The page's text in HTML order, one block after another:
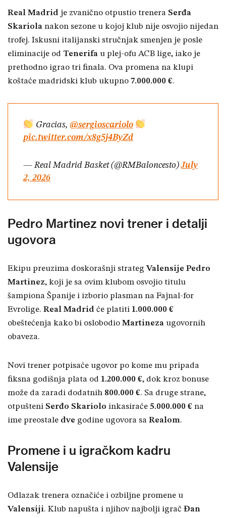
Real Madrid je zvanično otpustio trenera Serđa
Skariola nakon sezone u kojoj klub nije osvojio nijedan
trofej. Iskusni italijanski stručnjak smenjen je posle
eliminacije od Tenerifa u plej-ofu ACB lige, iako je
prethodno igrao tri finala. Ova promena na klupi
koštaće madridski klub ukupno 7.000.000 €.
Gracias, @sergioscariolo
pic.twitter.com/x8g5j4ByZd
— Real Madrid Basket (@RMBaloncesto)July
2, 2026
Pedro Martinez novi trener i detalji
ugovora
Ekipu preuzima doskorašnji strateg Valensije Pedro
Martinez, koji je sa ovim klubom osvojio titulu
šampiona Španije i izborio plasman na Fajnal-for
Evrolige. Real Madrid će platiti 1.000.000 €
obeštećenja kako bi oslobodio Martineza ugovornih
obaveza.
Novi trener potpisaće ugovor po kome mu pripada
fiksna godišnja plata od 1.200.000 €, dok kroz bonuse
može da zaradi dodatnih 800.000 €. Sa druge strane,
otpušteni Serđo Skariolo inkasiraće 5.000.000 € na
ime preostale dve godine ugovora sa Realom.
Promene i u igračkom kadru
Valensije
Odlazak trenera označiće i ozbiljne promene u
Valensiji. Klub napušta i njihov najbolji igrač Đan